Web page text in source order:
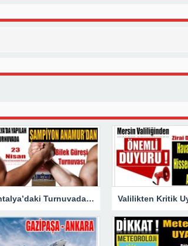
Antalya’daki Turnuvada Şampiyon Anamur’dan